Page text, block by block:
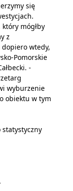
się
który mógłby
z
wtedy,
Pomorskie
-
wyburzenie
obiektu w tym
statystyczny
.